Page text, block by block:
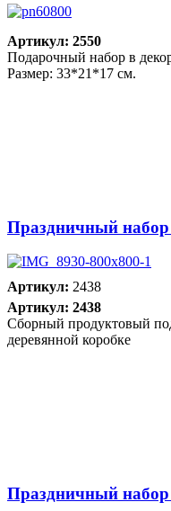
Артикул: 2550
Подарочный набор в
Размер: 33*21*17 см.
Праздничный
Артикул: 2438
Артикул: 2438
Сборный продуктовый
деревянной коробке
Праздничный